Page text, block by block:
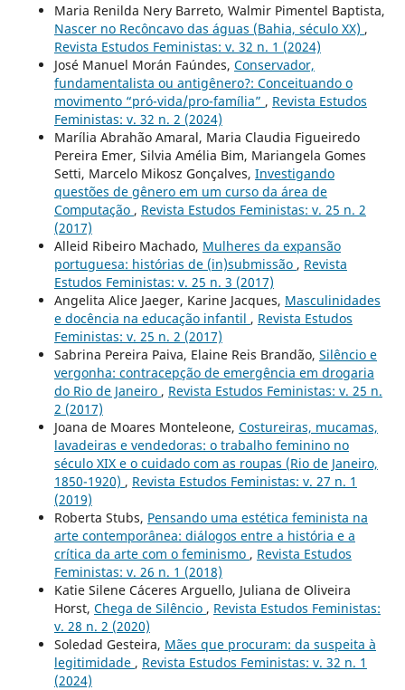
Maria Renilda Nery Barreto, Walmir Pimentel Baptista,
Nascer no Recôncavo das águas (Bahia, século XX) ,
Revista Estudos Feministas: v. 32 n. 1 (2024)
José Manuel Morán Faúndes, Conservador,
fundamentalista ou antigênero?: Conceituando o
movimento “pró-vida/pro-família” , Revista Estudos
Feministas: v. 32 n. 2 (2024)
Marília Abrahão Amaral, Maria Claudia Figueiredo
Pereira Emer, Silvia Amélia Bim, Mariangela Gomes
Setti, Marcelo Mikosz Gonçalves, Investigando
questões de gênero em um curso da área de
Computação , Revista Estudos Feministas: v. 25 n. 2
(2017)
Alleid Ribeiro Machado, Mulheres da expansão
portuguesa: histórias de (in)submissão , Revista
Estudos Feministas: v. 25 n. 3 (2017)
Angelita Alice Jaeger, Karine Jacques, Masculinidades
e docência na educação infantil , Revista Estudos
Feministas: v. 25 n. 2 (2017)
Sabrina Pereira Paiva, Elaine Reis Brandão, Silêncio e
vergonha: contracepção de emergência em drogaria
do Rio de Janeiro , Revista Estudos Feministas: v. 25 n.
2 (2017)
Joana de Moares Monteleone, Costureiras, mucamas,
lavadeiras e vendedoras: o trabalho feminino no
século XIX e o cuidado com as roupas (Rio de Janeiro,
1850-1920) , Revista Estudos Feministas: v. 27 n. 1
(2019)
Roberta Stubs, Pensando uma estética feminista na
arte contemporânea: diálogos entre a história e a
crítica da arte com o feminismo , Revista Estudos
Feministas: v. 26 n. 1 (2018)
Katie Silene Cáceres Arguello, Juliana de Oliveira
Horst, Chega de Silêncio , Revista Estudos Feministas:
v. 28 n. 2 (2020)
Soledad Gesteira, Mães que procuram: da suspeita à
legitimidade , Revista Estudos Feministas: v. 32 n. 1
(2024)